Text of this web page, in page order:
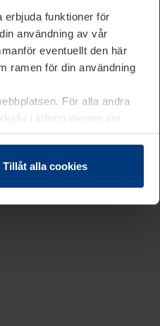
erbjuda funktioner för
användning av vår
eventuellt den här
ramen för din användning
För alla andra
i informationen om
Tillåt alla cookies